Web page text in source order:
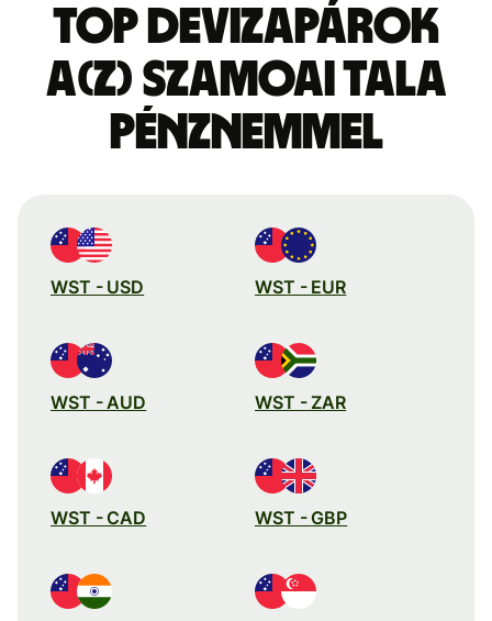
Top devizapárok
a(z) szamoai tala
pénznemmel
WST - USD WST - EUR
WST - AUD WST - ZAR
WST - CAD WST - GBP